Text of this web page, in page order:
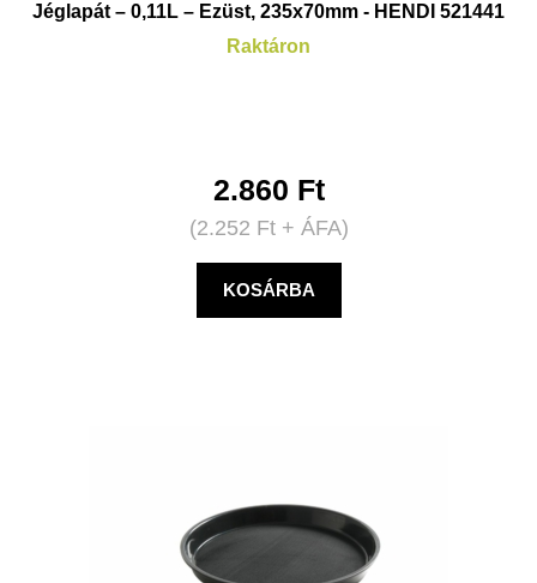
Jéglapát – 0,11L – Ezüst, 235x70mm - HENDI 521441
Raktáron
2.860 Ft
(2.252 Ft+ ÁFA)
KOSÁRBA